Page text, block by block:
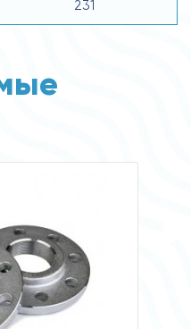
231